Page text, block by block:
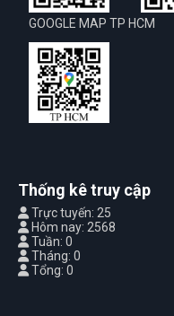
GOOGLE MAP TP HCM
Thống kê truy cập
Trực tuyến: 25
Hôm nay: 2568
Tuần: 0
Tháng: 0
Tổng: 0